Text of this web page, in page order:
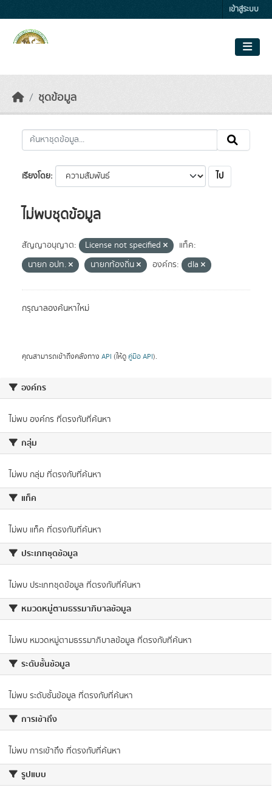
เข้าสู่ระบบ
ชุดข้อมูล
องค์กร
ไม่พบ องค์กร ที่ตรงกับที่ค้นหา
กลุ่ม
ไม่พบ กลุ่ม ที่ตรงกับที่ค้นหา
แท็ค
ไม่พบ แท็ค ที่ตรงกับที่ค้นหา
ประเภทชุดข้อมูล
ไม่พบ ประเภทชุดข้อมูล ที่ตรงกับที่ค้นหา
หมวดหมู่ตามธรรมาภิบาลข้อมูล
ไม่พบ หมวดหมู่ตามธรรมาภิบาลข้อมูล ที่ตรงกับที่ค้นหา
ระดับชั้นข้อมูล
ไม่พบ ระดับชั้นข้อมูล ที่ตรงกับที่ค้นหา
การเข้าถึง
ไม่พบ การเข้าถึง ที่ตรงกับที่ค้นหา
รูปแบบ
เรียงโดย ไป
ไม่พบชุดข้อมูล
สัญญาอนุญาต: License not specified
แท็ค:
นายก อปท.
นายกท้องถิ่น องค์กร: dla
กรุณาลองค้นหาใหม่
คุณสามารถเข้าถึงคลังทาง API (ให้ดู คู่มือ API).